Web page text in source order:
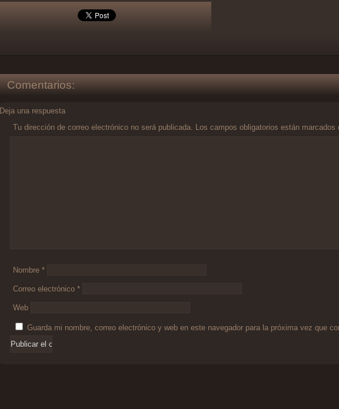
Comentarios:
Deja una respuesta
Tu dirección de correo electrónico no será publicada. Los campos obligatorios están marcados
Nombre *
Correo electrónico *
Web
Guarda mi nombre, correo electrónico y web en este navegador para la próxima vez que